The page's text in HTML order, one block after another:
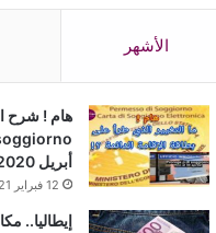
الأشهر
أبريل 2020
12 فبراير 2021